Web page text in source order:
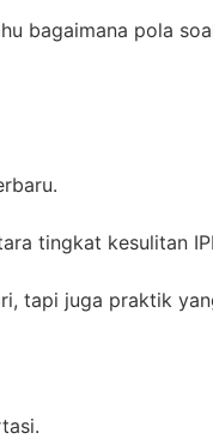
bagaimana pola
tingkat kesulitan
tapi juga praktik